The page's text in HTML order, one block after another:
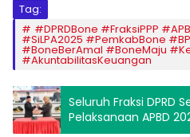
Tag:
#DPRDBone #FraksiPPP
#SiLPA2025 #PemkabBone
#BoneBerAmal #BoneMaju
#AkuntabilitasKeuangan
Seluruh Fraksi DPRD
Pelaksanaan APBD
Bone Apresiasi Sinergi